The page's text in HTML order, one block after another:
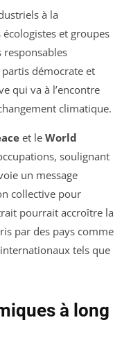
à la
et groupes
démocrate et
qui va à l’encontre
climatique.
et le World
soulignant
un message
collective pour
pourrait accroître la
par des pays comme
internationaux tels que
à long